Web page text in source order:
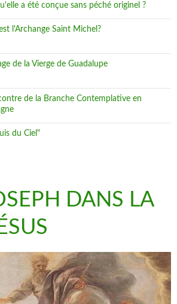
a été conçue sans péché originel ?
l'Archange Saint Michel?
de la Vierge de Guadalupe
de la Branche Contemplative en
du Ciel"
DANS LA